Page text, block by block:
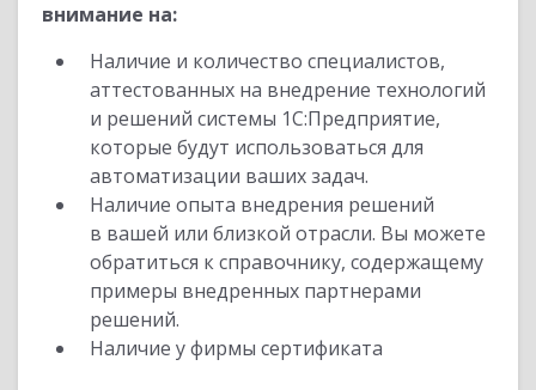
внимание на:
Наличие и количество специалистов,
аттестованных на внедрение технологий
и решений системы 1С:Предприятие,
которые будут использоваться для
автоматизации ваших задач.
Наличие опыта внедрения решений
в вашей или близкой отрасли. Вы можете
обратиться к справочнику, содержащему
примеры внедренных партнерами
решений.
Наличие у фирмы сертификата